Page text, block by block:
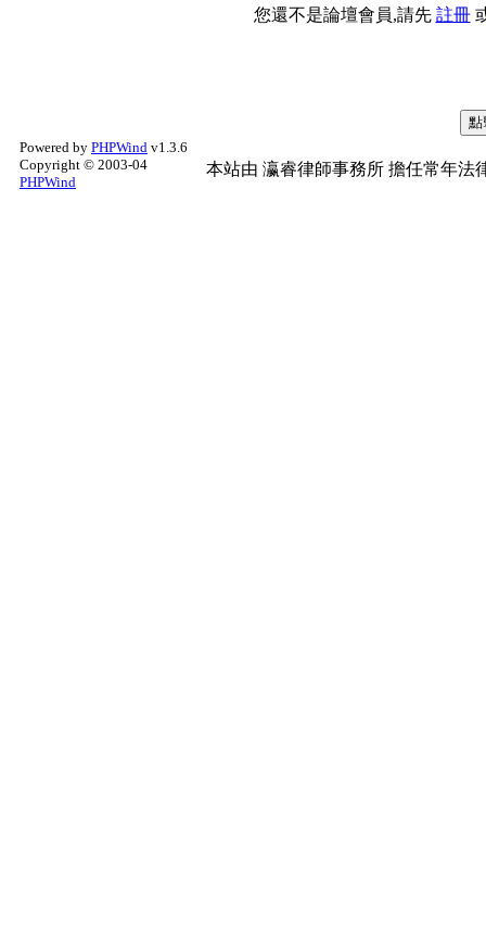
您還不是論壇會員,請先 註冊
Powered by PHPWind v1.3.6
Copyright © 2003-04
PHPWind
本站由 瀛睿律師事務所 擔任常年法